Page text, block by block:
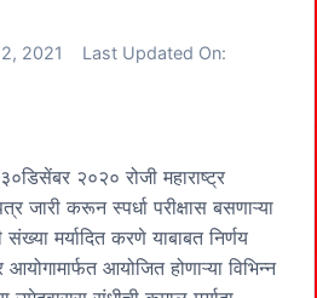
2021
Last Updated On:
२०२० रोजी महाराष्ट्र
जारी करून स्पर्धा परीक्षास बसणाऱ्या
मर्यादित करणे याबाबत निर्णय
आयोजित होणाऱ्या विभिन्न